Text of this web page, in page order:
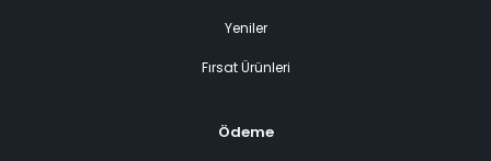
Yeniler
Fırsat Ürünleri
Ödeme